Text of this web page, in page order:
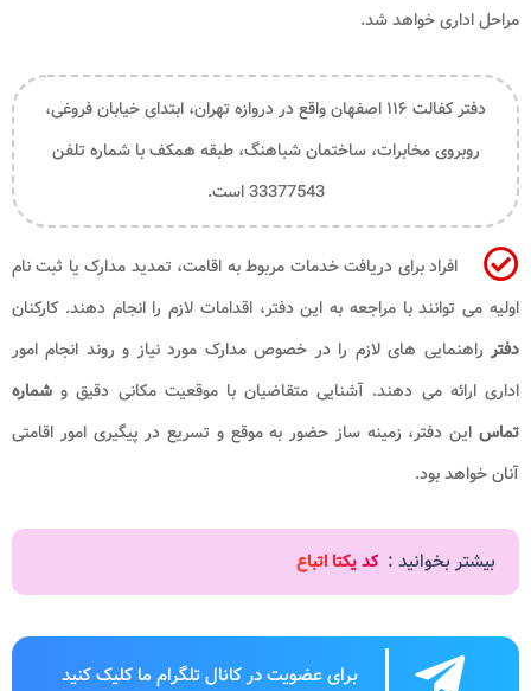
مراحل اداری خواهد شد.
دفتر کفالت ۱۱۶ اصفهان واقع در دروازه تهران، ابتدای خیابان فروغی،
روبروی مخابرات، ساختمان شباهنگ، طبقه همکف با شماره تلفن
33377543 است.
افراد برای دریافت خدمات مربوط به اقامت، تمدید مدارک یا ثبت نام
اولیه می توانند با مراجعه به این دفتر، اقدامات لازم را انجام دهند. کارکنان
دفتر راهنمایی های لازم را در خصوص مدارک مورد نیاز و روند انجام امور
اداری ارائه می دهند. آشنایی متقاضیان با موقعیت مکانی دقیق و شماره
تماس این دفتر، زمینه ساز حضور به موقع و تسریع در پیگیری امور اقامتی
آنان خواهد بود.
بیشتر بخوانید : کد یکتا اتباع
برای عضویت در کانال تلگرام ما کلیک کنید